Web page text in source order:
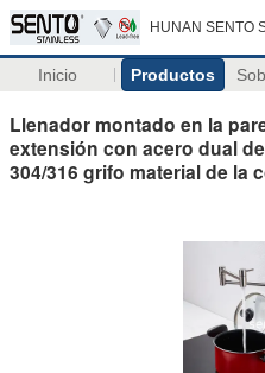
HUNAN SENTO
Inicio Productos
Llenador montado en la
extensión con acero dual
304/316 grifo material de la